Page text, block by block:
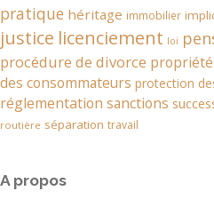
pratique héritage immobilier
justice licenciement loi
procédure de divorce
des consommateurs protection
réglementation sanctions
routière séparation travail
A propos